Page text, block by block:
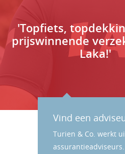
'Topfiets,
prijswinnende
Laka!'
Vind een
Turien & Co. werkt